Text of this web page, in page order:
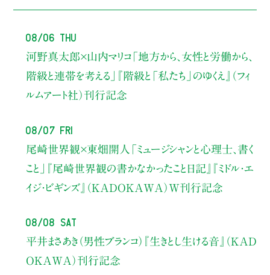
08/06 Thu
河野真太郎×山内マリコ「地方から、女性と労働から、
階級と連帯を考える」
『階級と「私たち」のゆくえ』（フィ
ルムアート社）刊行記念
08/07 Fri
尾崎世界観×東畑開人
「ミュージシャンと心理士、書く
こと」
『尾崎世界観の書かなかったこと日記』『ミドル・エ
イジ・ビギンズ』（KADOKAWA）W刊行記念
08/08 Sat
平井まさあき（男性ブランコ） 『生きとし生ける音』（KAD
OKAWA）刊行記念